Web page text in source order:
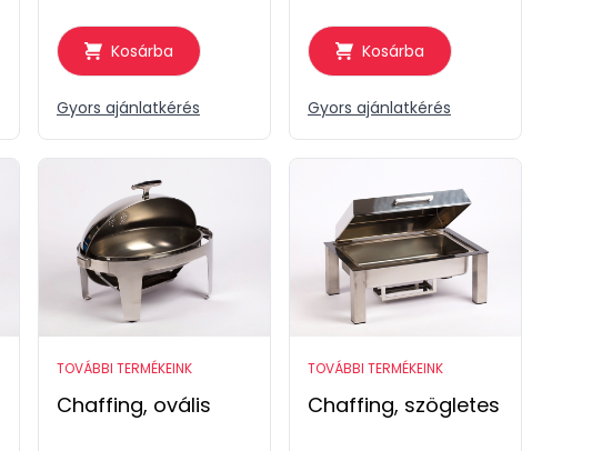
Kosárba
Gyors ajánlatkérés
Kosárba
Gyors ajánlatkérés
TOVÁBBI TERMÉKEINK
Chaffing, ovális
TOVÁBBI TERMÉKEINK
Chaffing, szögletes